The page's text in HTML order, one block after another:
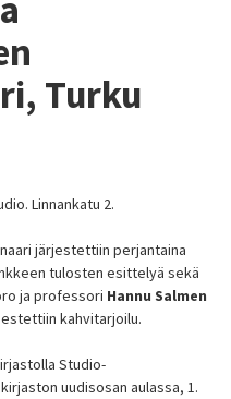
Turku
Linnankatu 2.
järjestettiin perjantaina
tulosten esittelyä sekä
ja professori Hannu Salmen
kahvitarjoilu.
Studio-
uudisosan aulassa, 1.